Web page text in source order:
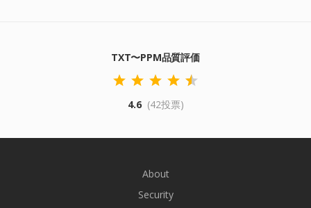
TXT〜PPM品質評価
4.6 (42投票)
About
Security